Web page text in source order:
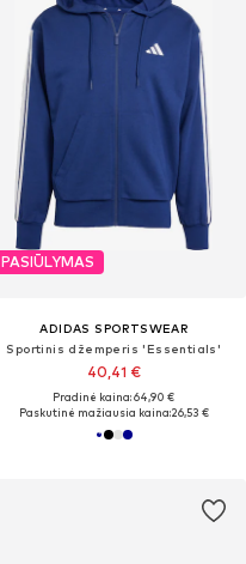
PASIŪLYMAS
ADIDAS SPORTSWEAR
Sportinis džemperis 'Essentials'
40,41 €
Pradinė kaina: 64,90 €
Paskutinė mažiausia kaina:26,53 €